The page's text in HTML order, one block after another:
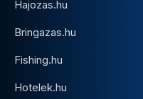
Hajozas.hu
Bringazas.hu
Fishing.hu
Hotelek.hu